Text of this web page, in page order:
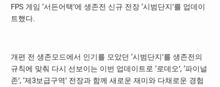
FPS 게임 ‘서든어택’에 생존전 신규 전장 ‘시범단지’를 업데이
트했다.
개편 전 생존모드에서 인기를 모았던 ‘시범단지’를 생존전의
규칙에 맞춰 다시 선보이는 이번 업데이트로 ‘로데오’, ‘파이널
존’, ‘제3보급구역’ 전장과 함께 새로운 재미와 다채로운 경험